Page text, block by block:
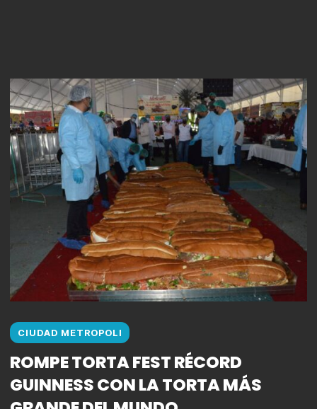
CIUDAD METROPOLI
ROMPE TORTA FEST RÉCORD
GUINNESS CON LA TORTA MÁS